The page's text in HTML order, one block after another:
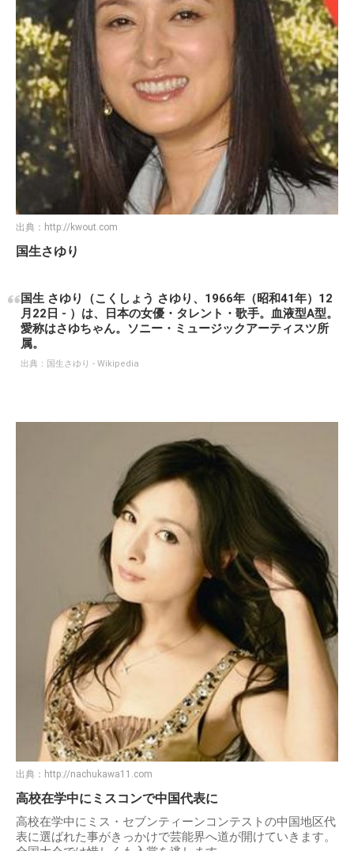
出典： http://kwout.com
国生さゆり
国生 さゆり（こくしょう さゆり、1966年（昭和41年）12
月22日 - ）は、日本の女優・タレント・歌手。血液型A型。
愛称はさゆちゃん。ソニー・ミュージックアーティスツ所
属。
出典： 国生さゆり - Wikipedia
出典： http://nachukawa11.com
高校在学中にミスコンで中国代表に
高校在学中にミス・セブンティーンコンテストの中国地区代
表に選ばれた事がきっかけで芸能界へ道が開けていきます。